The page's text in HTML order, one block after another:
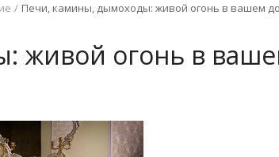
Печи, камины, дымоходы: живой огонь в вашем
живой огонь в